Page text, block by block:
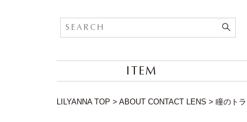
ITEM
LILYANNA TOP > ABOUT CONTACT LENS > 瞳のト